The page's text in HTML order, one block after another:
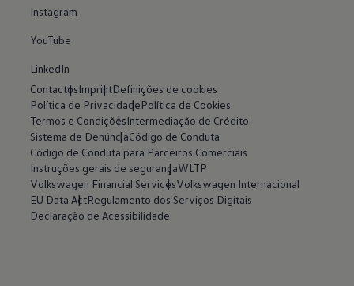
Instagram
YouTube
LinkedIn
ContactosImprintDefinições de cookies
Política de PrivacidadePolítica de Cookies
Termos e CondiçõesIntermediação de Crédito
Sistema de DenúnciaCódigo de Conduta
Código de Conduta para Parceiros Comerciais
Instruções gerais de segurançaWLTP
Volkswagen Financial ServicesVolkswagen Internacional
EU Data ActRegulamento dos Serviços Digitais
Declaração de Acessibilidade